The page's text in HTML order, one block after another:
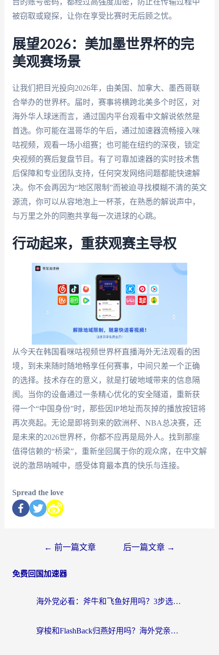
台的账号密码，都经过高强度加密，防止在传输过程中
被窃取或窥探，让你在享受比赛时无后顾之忧。
展望2026：美加墨世界杯的完
美观赛场景
让我们把目光投向2026年，由美国、加拿大、墨西哥联
合举办的世界杯。届时，赛事将横跨北美多个时区，对
海外华人球迷而言，通过国内平台观看中文解说依然是
首选。你可能在温哥华的午后，通过加速器流畅接入咪
咕视频，观看一场小组赛；也可能在纽约的深夜，锁定
央视频的赛后复盘节目。有了可靠加速器的实时技术售
后保障和专业团队支持，任何突发网络问题都能快速解
决。你不会再因为“地区限制”而被迫寻找模糊不清的英文
源流，你可以从容地泡上一杯茶，在熟悉的解说声中，
与万里之外的同胞共享每一次进球的心跳。
行动起来，重获观赛主导权
从今天在韩国看咪咕视频世界杯直播海外无法观看的困
境，到未来随时随地畅享任何赛事，中间只差一个正确
的选择。技术存在的意义，就是打破地域带来的信息隔
阂。当你的设备通过一条精心优化的安全隧道，重新获
得一个“中国身份”时，那些因IP地址而灰掉的播放按钮将
再次亮起。无论是即将到来的欧洲杯、NBA总决赛，还
是未来的2026世界杯，你都不应再是局外人。找到那座
值得信赖的“桥梁”，重新坐回属于你的观众席，在中文解
说的激昂呐喊中，感受体育最本真的快乐与连接。
Spread the love
← 前一篇文章 后一篇文章 →
免费回国加速器
海外党必看：斧牛和飞鱼好用吗？3步选对回国加速器，无缝刷剧玩国服
穿梭和FlashBack归燕好用吗？海外党亲测3款热门回国加速器，教你选对不踩坑